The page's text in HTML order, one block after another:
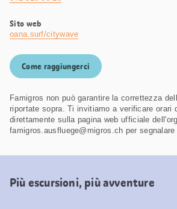
Sito web
oana.surf/citywave
Come raggiungerci
Famigros non può garantire la correttezza
riportate sopra. Ti invitiamo a verificare orari
direttamente sulla pagina web ufficiale
famigros.ausfluege@migros.ch per segnalare
Più escursioni, più avventure